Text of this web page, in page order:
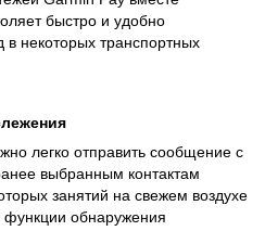
быстро и удобно
в некоторых транспортных
легко отправить сообщение с
выбранным контактам
занятий на свежем воздухе
обнаружения